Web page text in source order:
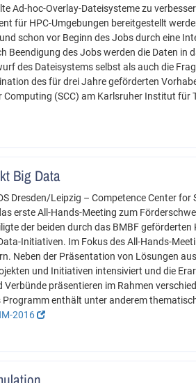
Ad-hoc-Overlay-Dateisysteme zu
für HPC-Umgebungen bereitgestellt
schon vor Beginn des Jobs durch eine
Beendigung des Jobs werden die Daten in
des Dateisystems selbst als auch die
des für drei Jahre geförderten
(SCC) am Karlsruher Institut
Big Data
Dresden/Leipzig – Competence Center
erste All-Hands-Meeting zum
der beiden durch das BMBF
Initiativen. Im Fokus des All-Hands-
Neben der Präsentation von Lösungen
und Initiativen intensiviert und die
präsentieren im Rahmen
enthält unter anderem
2016